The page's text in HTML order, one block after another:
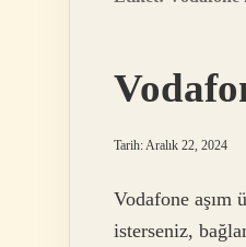
Tarih: Aralık 22, 2024
Vodafone aşım
isterseniz,